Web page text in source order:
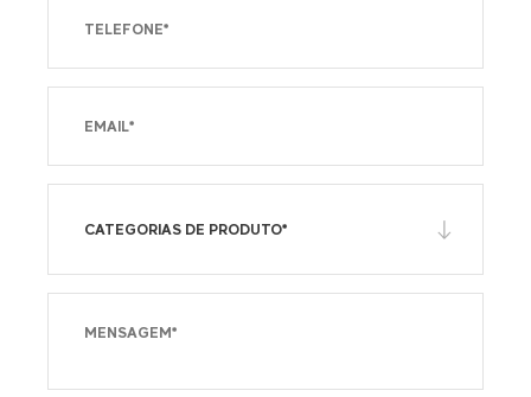
CATEGORIAS DE PRODUTO*